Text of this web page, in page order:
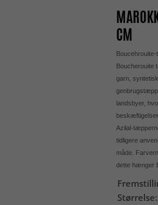
CM
Boucherouite
garn,
landsbyer,
Azilal-
tidligere
måde.
dette hænger
Størrelse: